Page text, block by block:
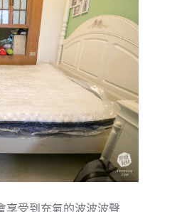
享受到充氣的波波波聲